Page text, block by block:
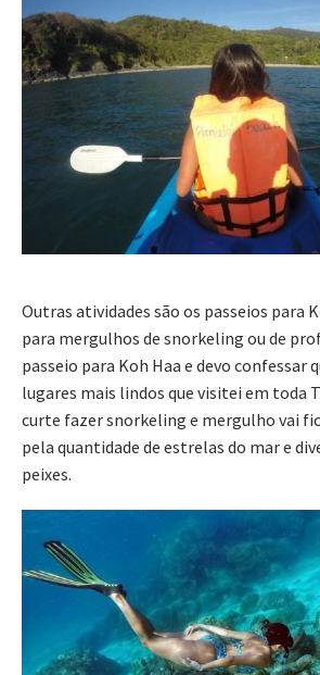
Outras atividades são os passeios para
para mergulhos de snorkeling ou de
passeio para Koh Haa e devo confessar
lugares mais lindos que visitei em toda
curte fazer snorkeling e mergulho vai
pela quantidade de estrelas do mar e
peixes.